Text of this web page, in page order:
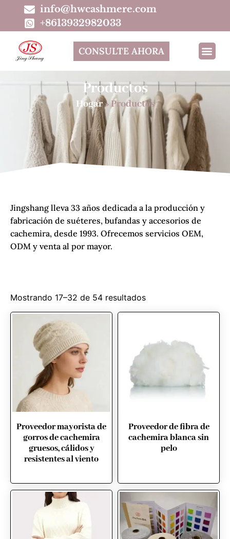
info@hwcashmere.com
+8613932982033
CONSULTE AHORA
Productos
Hogar»Productos
Jingshang lleva 33 años dedicada a la producción y
fabricación de suéteres, bufandas y accesorios de
cachemira, desde 1993. Ofrecemos servicios OEM,
ODM y venta al por mayor.
Mostrando 17–32 de 54 resultados
Proveedor mayorista de
gorros de cachemira
gruesos, cálidos y
resistentes al viento
Proveedor de fibra de
cachemira blanca sin
pelo